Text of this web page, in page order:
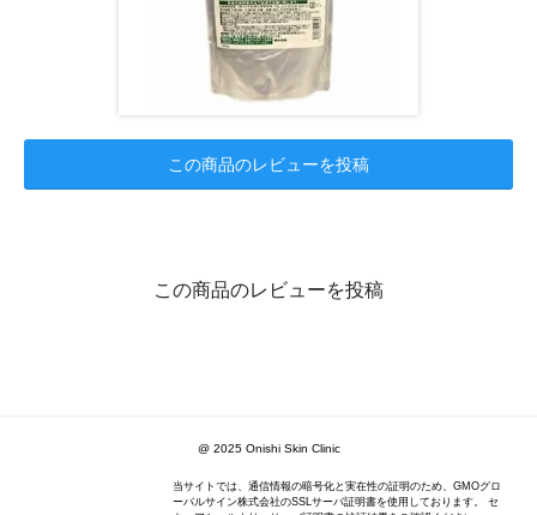
この商品のレビューを投稿
この商品のレビューを投稿
@ 2025 Onishi Skin Clinic
当サイトでは、通信情報の暗号化と実在性の証明のため、GMOグロ
ーバルサイン株式会社のSSLサーバ証明書を使用しております。 セ